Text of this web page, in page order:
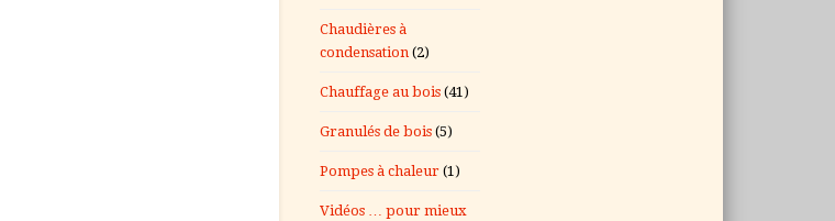
Chaudières à
condensation (2)
Chauffage au bois(41)
Granulés de bois(5)
Pompes à chaleur(1)
Vidéos … pour mieux